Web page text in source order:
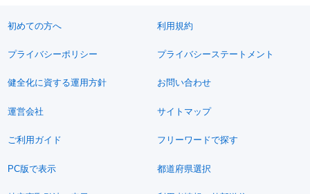
初めての方へ 利用規約
プライバシーポリシー プライバシーステートメント
健全化に資する運用方針 お問い合わせ
運営会社 サイトマップ
ご利用ガイド フリーワードで探す
PC版で表示 都道府県選択